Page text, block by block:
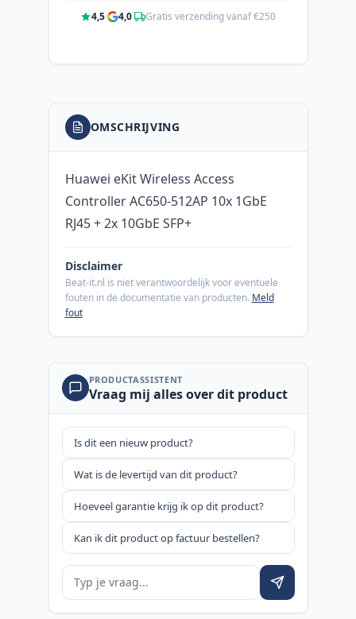
4,5· 4,0· Gratis verzending vanaf €250
OMSCHRIJVING
Huawei eKit Wireless Access
Controller AC650-512AP 10x 1GbE
RJ45 + 2x 10GbE SFP+
Disclaimer
Beat-it.nl is niet verantwoordelijk voor eventuele
fouten in de documentatie van producten. Meld
fout
PRODUCTASSISTENT
Vraag mij alles over dit product
Is dit een nieuw product?
Wat is de levertijd van dit product?
Hoeveel garantie krijg ik op dit product?
Kan ik dit product op factuur bestellen?
Je vraag